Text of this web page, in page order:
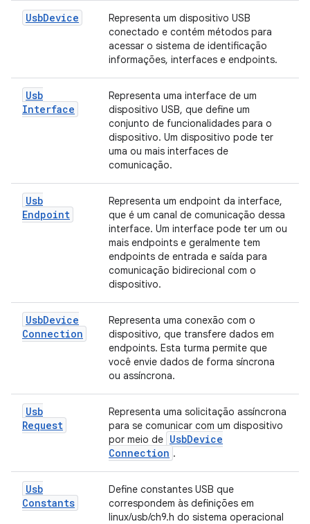
UsbDevice
Representa um dispositivo USB
conectado e contém métodos para
acessar o sistema de identificação
informações, interfaces e endpoints.
Usb
Interface
Representa uma interface de um
dispositivo USB, que define um
conjunto de funcionalidades para o
dispositivo. Um dispositivo pode ter
uma ou mais interfaces de
comunicação.
Usb
Endpoint
Representa um endpoint da interface,
que é um canal de comunicação dessa
interface. Um interface pode ter um ou
mais endpoints e geralmente tem
endpoints de entrada e saída para
comunicação bidirecional com o
dispositivo.
UsbDevice
Connection
Representa uma conexão com o
dispositivo, que transfere dados em
endpoints. Esta turma permite que
você envie dados de forma síncrona
ou assíncrona.
Usb
Request
Representa uma solicitação assíncrona
para se comunicar com um dispositivo
por meio de UsbDevice
Connection .
Usb
Constants
Define constantes USB que
correspondem às definições em
linux/usb/ch9.h do sistema operacional